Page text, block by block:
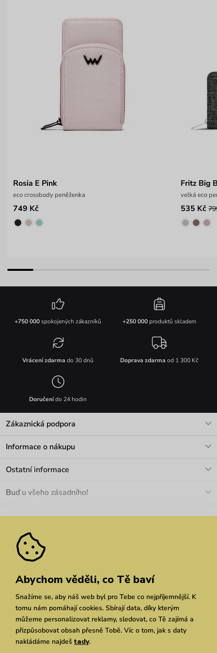
Rosia E Pink
eco crossbody peněženka
749 Kč
Fritz Big
velká eco
535 Kč
+750 000spokojených zákazníků +250 000produktů skladem
Vrácení zdarma do 30 dnů Doprava zdarma od 1 300 Kč
Doručenído 24 hodin
Zákaznická podpora
Informace o nákupu
Materiály a údržba
Pozáruční opravy
Ostatní informace
Velkoobchod
We Care
Dárkové poukazy
Vuchlook
Prodejny
Praha Brno Chrudim
Buď u všeho zásadního!
Zásady ochrany osobních údajů
Abychom věděli, co Tě baví
Snažíme se, aby náš web byl pro Tebe co nejpříjemnější. K
tomu nám pomáhají cookies. Sbírají data, díky kterým
můžeme personalizovat reklamy, sledovat, co Tě zajímá a
přizpůsobovat obsah přesně Tobě. Víc o tom, jak s daty
nakládáme najdeš tady.